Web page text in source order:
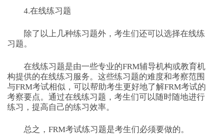
4.在线练习题
除了以上几种练习题外，考生们还可以选择在线练
习题。
在线练习题是由一些专业的FRM辅导机构或教育机
构提供的在线练习服务。这些练习题的难度和考察范围
与FRM考试相似，可以帮助考生更好地了解FRM考试的
考察要点。通过在线练习题，考生们可以随时随地进行
练习，提高自己的练习效率。
总之，FRM考试练习题是考生们必须要做的。